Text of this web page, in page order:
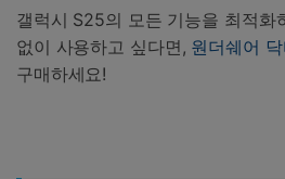
갤럭시 S25의 모든 기능을 최적화
없이 사용하고 싶다면, 원더쉐어
구매하세요!